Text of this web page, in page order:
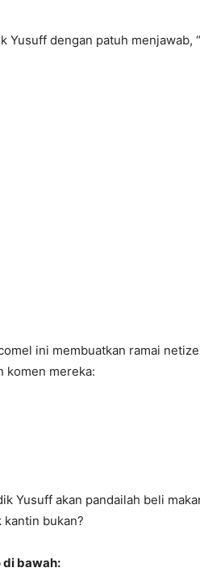
Yusuff dengan patuh menjawab,
ini membuatkan ramai
komen mereka:
Yusuff akan pandailah beli
kantin bukan?
di bawah: